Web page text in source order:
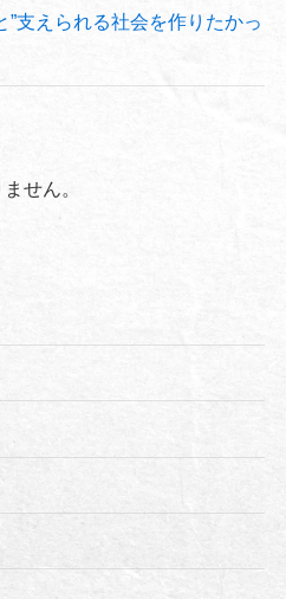
”支えられる社会を作りたかっ
せん。